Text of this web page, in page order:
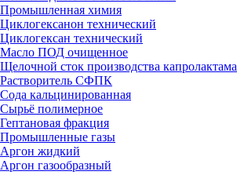
Промышленная химия
Циклогексанон технический
Циклогексан технический
Масло ПОД очищенное
Щелочной сток производства капролактама
Растворитель СФПК
Сода кальцинированная
Сырьё полимерное
Гептановая фракция
Промышленные газы
Аргон жидкий
Аргон газообразный